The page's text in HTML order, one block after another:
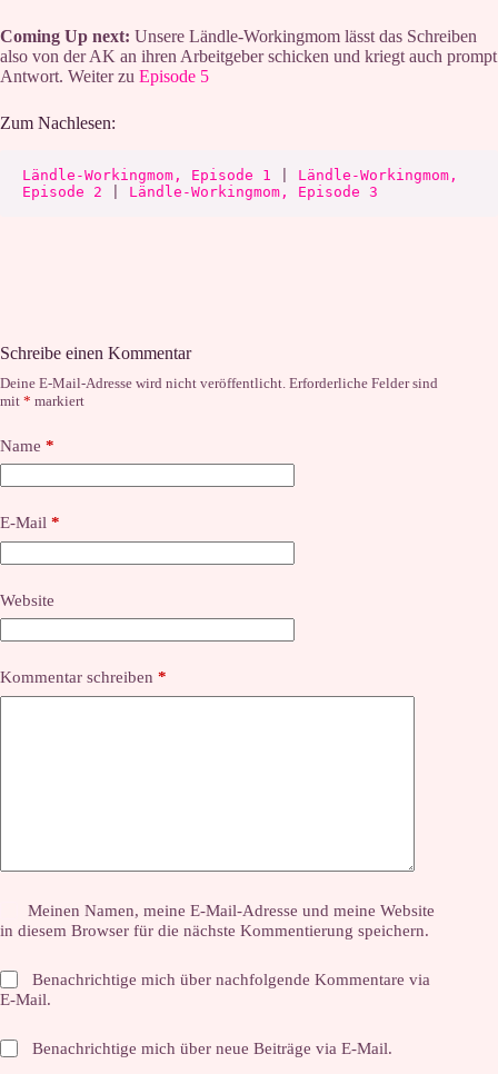
Coming Up next: Unsere Ländle-Workingmom lässt das Schreiben
also von der AK an ihren Arbeitgeber schicken und kriegt auch prompt
Antwort. Weiter zu Episode 5
Zum Nachlesen:
Ländle-Workingmom, Episode 1
Ländle-Workingmom,
Episode 2
Ländle-Workingmom, Episode 3
Schreibe einen Kommentar
Deine E-Mail-Adresse wird nicht veröffentlicht. Erforderliche Felder sind
mit * markiert
Name *
E-Mail *
Website
Kommentar schreiben *
Meinen Namen, meine E-Mail-Adresse und meine Website
in diesem Browser für die nächste Kommentierung speichern.
Benachrichtige mich über nachfolgende Kommentare via
E-Mail.
Benachrichtige mich über neue Beiträge via E-Mail.